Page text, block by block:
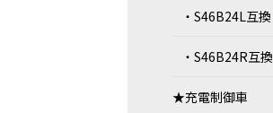
・S46B24L互換
・S46B24R互換
★充電制御車